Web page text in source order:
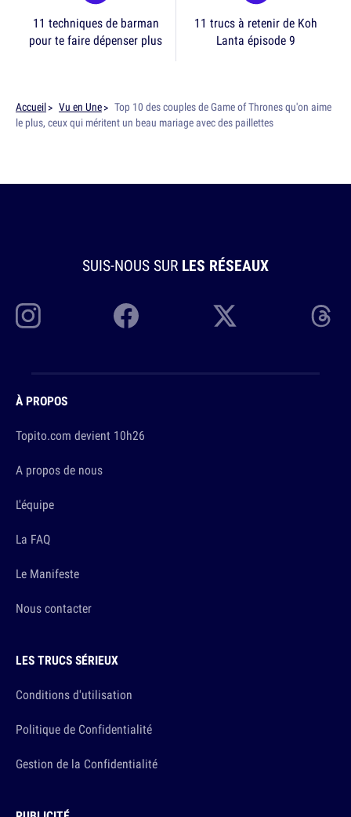
11 techniques de barman
pour te faire dépenser plus
11 trucs à retenir de Koh
Lanta épisode 9
Accueil Vu en Une
Top 10 des couples de Game of Thrones qu'on aime
le plus, ceux qui méritent un beau mariage avec des paillettes
SUIS-NOUS SUR LES RÉSEAUX
À PROPOS
Topito.com devient 10h26
A propos de nous
L'équipe
La FAQ
Le Manifeste
Nous contacter
LES TRUCS SÉRIEUX
Conditions d'utilisation
Politique de Confidentialité
Gestion de la Confidentialité